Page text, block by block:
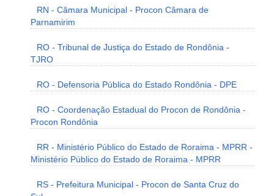
RN - Câmara Municipal - Procon Câmara de
Parnamirim
RO - Tribunal de Justiça do Estado de Rondônia -
TJRO
RO - Defensoria Pública do Estado Rondônia - DPE
RO - Coordenação Estadual do Procon de Rondônia -
Procon Rondônia
RR - Ministério Público do Estado de Roraima - MPRR -
Ministério Público do Estado de Roraima - MPRR
RS - Prefeitura Municipal - Procon de Santa Cruz do